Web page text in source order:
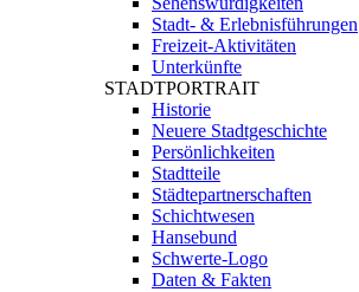
Stadt- & Erlebnisführungen
Freizeit-Aktivitäten
Unterkünfte
STADTPORTRAIT
Historie
Neuere Stadtgeschichte
Persönlichkeiten
Stadtteile
Städtepartnerschaften
Schichtwesen
Hansebund
Schwerte-Logo
Daten & Fakten